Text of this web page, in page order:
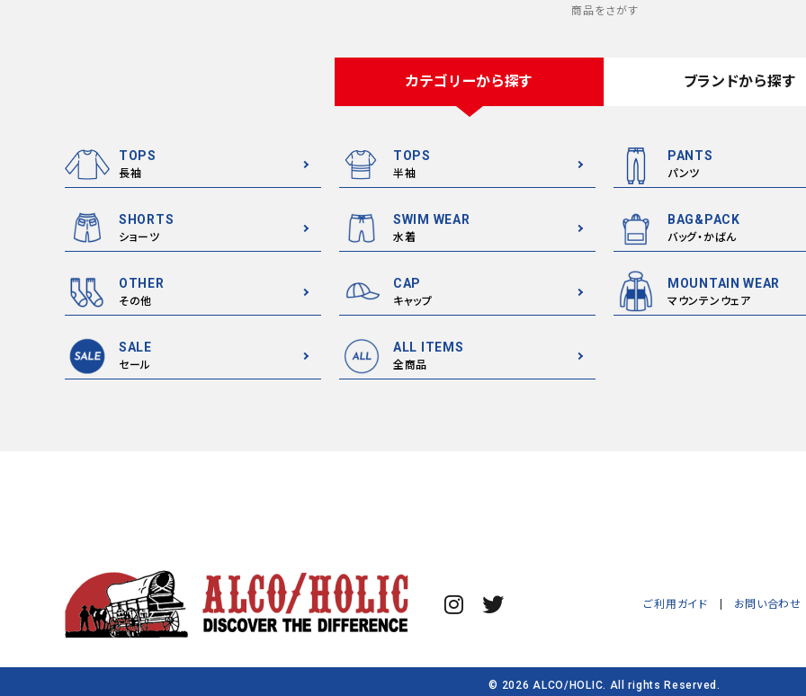
商品をさがす
カテゴリーから探す ブランドから探す
TOPS
長袖
TOPS
半袖
PANTS
パンツ
SHORTS
ショーツ
SWIM WEAR
水着
BAG&PACK
バッグ・かばん
OTHER
その他
CAP
キャップ
MOUNTAIN WEAR
マウンテンウェア
SALE
セール
ALL ITEMS
全商品
ご利用ガイド お問い合わせ
© 2026 ALCO/HOLIC. All rights Reserved.